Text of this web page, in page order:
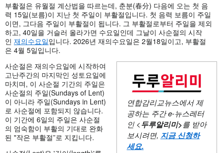
부활절은 유월절 계산법을 따르는데, 춘분(春分) 다음에 오는 첫 음
력 15일(보름)이 지난 첫 주일이 부활절입니다. 첫 음력 보름이 주일
이면, 그다음 주일이 부활절이 됩니다. 그 부활절로부터 주일을 제외
하고, 40일을 거슬러 올라가면 수요일인데 그날이 사순절의 시작
인 재의수요일입니다. 2026년 재의수요일은 2월18일이고, 부활절
은 4월 5일입니다.
연합감리교뉴스에서 제
공하는 주간e-뉴스레터
인 <두루알리미>를 받아
보시려면, 지금 신청하
세요.
사순절은 재의수요일에 시작하여
고난주간의 마지막인 성토요일에
마치며, 이 사순절 기간의 주일은
사순절의 주일(Sundays of Lent)
이 아니라 주일(Sundays in Lent)
로 사순절에 포함되지 않습니다.
이 기간에 6일의 주일은 사순절
의 엄숙함이 부활의 기대로 완화
된 "작은 부활절”로 지킵니다.